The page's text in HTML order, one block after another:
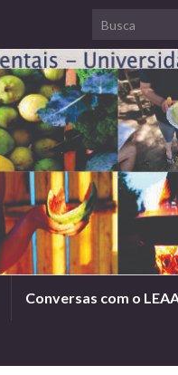
Search for:
Conversas com o